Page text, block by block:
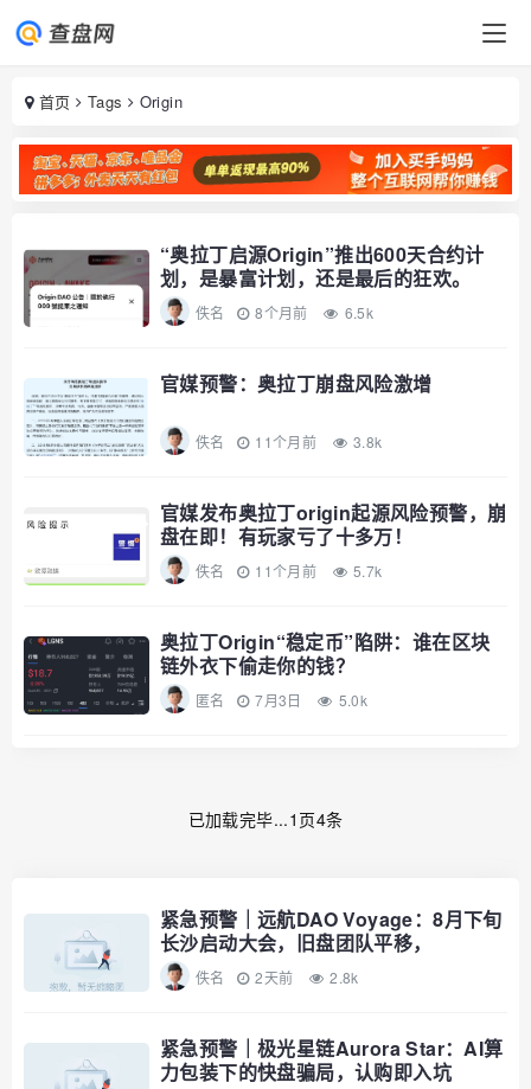
首页 Tags Origin
“奥拉丁启源Origin”推出600天合约计
划，是暴富计划，还是最后的狂欢。
佚名 8个月前 6.5k
官媒预警：奥拉丁崩盘风险激增
佚名 11个月前 3.8k
官媒发布奥拉丁origin起源风险预警，崩
盘在即！有玩家亏了十多万！
佚名 11个月前 5.7k
奥拉丁Origin“稳定币”陷阱：谁在区块
链外衣下偷走你的钱？
匿名 7月3日 5.0k
已加载完毕...1页4条
紧急预警｜远航DAO Voyage：8月下旬
长沙启动大会，旧盘团队平移，
RWA+大宗商品包装——又是庞氏滚盘
的老剧本
佚名 2天前 2.8k
紧急预警｜极光星链Aurora Star：AI算
力包装下的快盘骗局，认购即入坑